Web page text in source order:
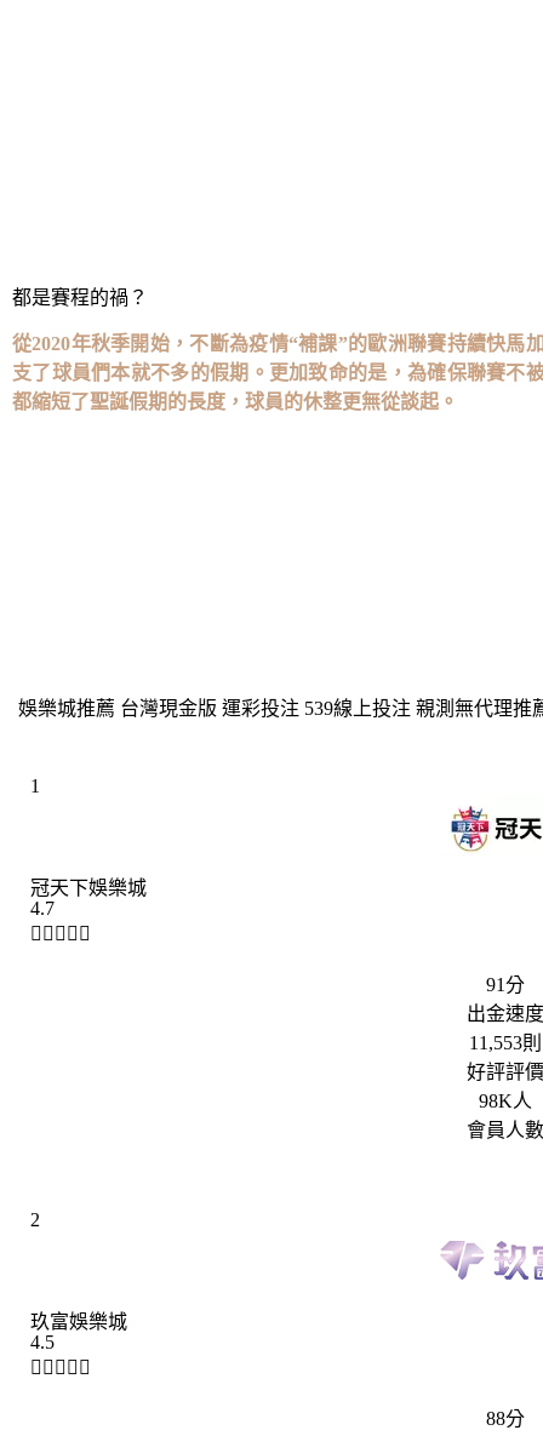
都是賽程的禍？
從2020年秋季開始，不斷為疫情“補課”的歐洲聯賽持續快
支了球員們本就不多的假期。更加致命的是，為確保聯賽不
都縮短了聖誕假期的長度，球員的休整更無從談起。
娛樂城推薦 台灣現金版 運彩投注 539線上投注 親測無代理推
1
冠天下娛樂城
4.7
    
91分
出金速度
11,553則
好評評價
98K人
會員人數
2
玖富娛樂城
4.5
    
88分